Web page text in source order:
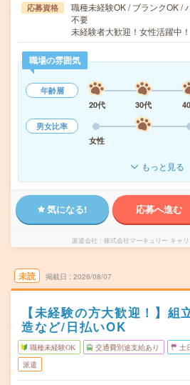
応募資格
職種未経験OK / ブランクOK /
不要
未経験者大歓迎！女性活躍中！
職場の雰囲気
年齢層
20代
30代
男女比率
女性
もっと見る
気になる! 応募へ進む
派遣会社 株式会社マーキュリー キャ
未読 掲載日 2026/08/07
【未経験の方大歓迎！】組
造など/日払いOK
職種未経験OK 交通費別途支給あり 土
派遣